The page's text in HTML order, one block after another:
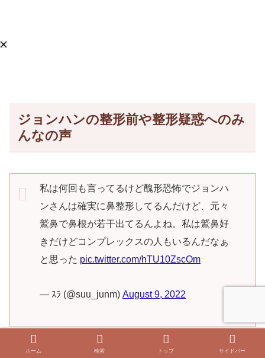
ジョンハンの整形前や整形疑惑へのみ
んなの声
私は何回も言ってるけど醜形恐怖でジョンハ
ンさんは確実に鼻整形してるんだけど、元々
鷲鼻で鼻根が若干出てるんよね。私は鷲鼻好
きだけどコンプレックスの人もいるんだなぁ
と思った pic.twitter.com/hTU10ZscOm
— ｽﾗ (@suu_junm) August 9, 2022
目や鼻の整形疑惑のあるジョンハンですが、みんなはどう
ホーム 検索 トップ サイドバー